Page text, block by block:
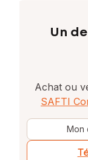
Un
Achat ou
SAFTI
Mon